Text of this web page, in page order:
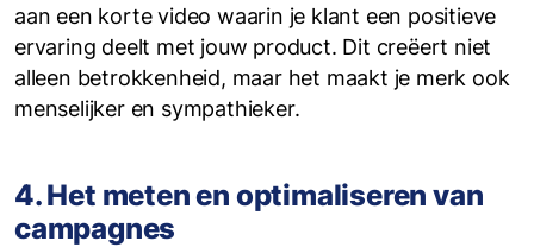
aan een korte video waarin je klant een positieve
ervaring deelt met jouw product. Dit creëert niet
alleen betrokkenheid, maar het maakt je merk ook
menselijker en sympathieker.
4. Het meten en optimaliseren van
campagnes